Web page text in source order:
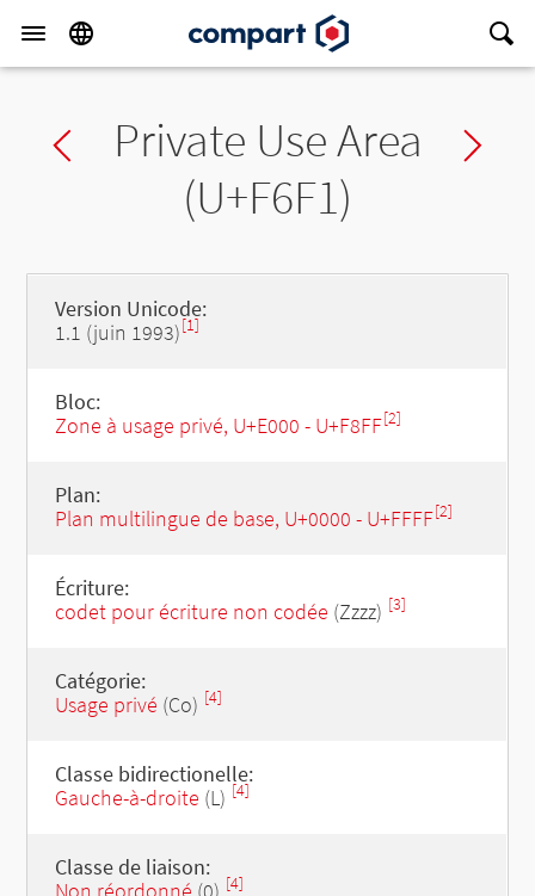
Previous char
Private Use Area
(U+F6F1)
Version Unicode:
1.1 (juin 1993)[1]
Bloc:
Zone à usage privé, U+E000 - U+F8FF[2]
Plan:
Plan multilingue de base, U+0000 - U+FFFF[2]
Écriture:
codet pour écriture non codée (Zzzz) [3]
Catégorie:
Usage privé (Co) [4]
Classe bidirectionelle:
Gauche-à-droite (L) [4]
Classe de liaison:
[4]